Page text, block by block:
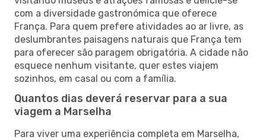
com a diversidade gastronómica que oferece
França. Para quem prefere atividades ao ar livre, as
deslumbrantes paisagens naturais que França tem
para oferecer são paragem obrigatória. A cidade não
esquece nenhum visitante, quer estes viajem
sozinhos, em casal ou com a família.
Quantos dias deverá reservar para a sua
viagem a Marselha
Para viver uma experiência completa em Marselha,